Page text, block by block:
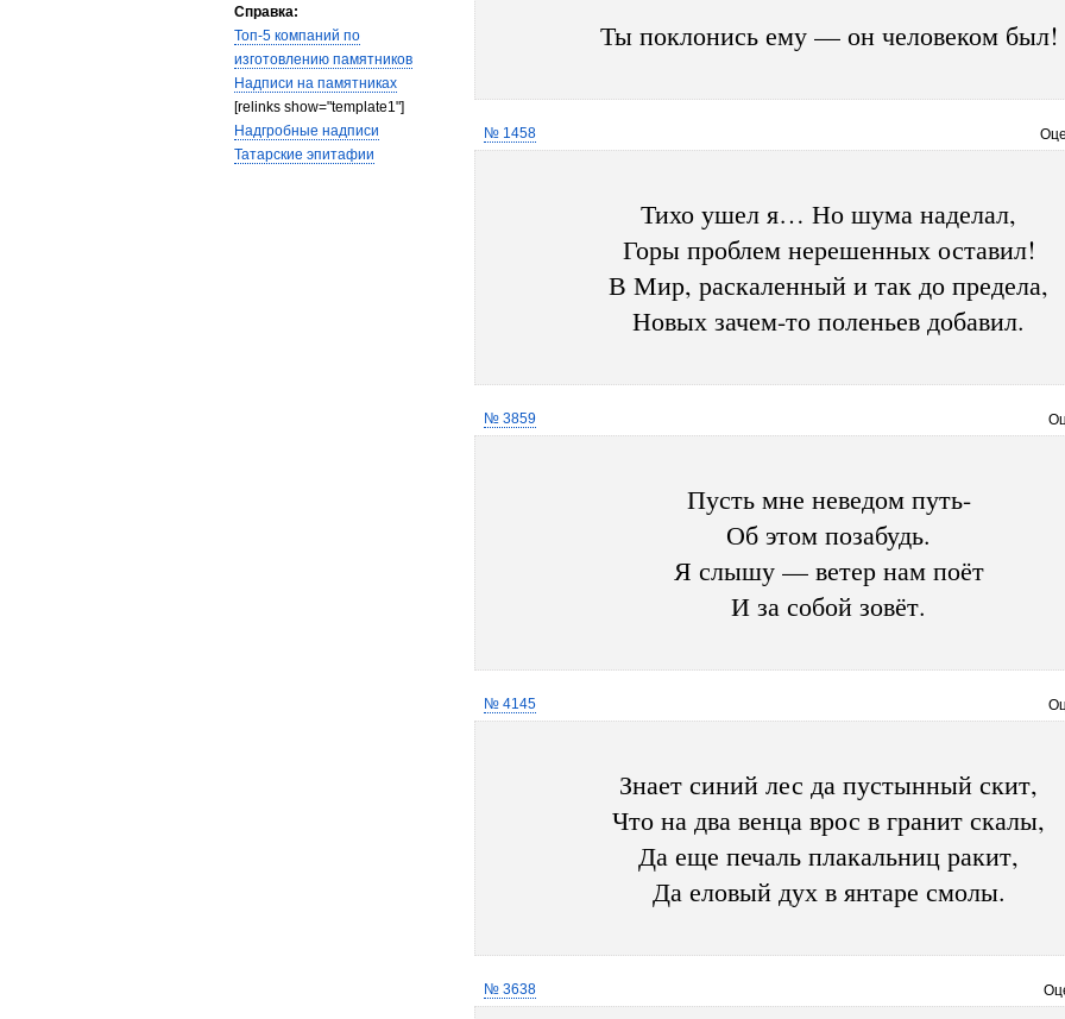
Справка:
Топ-5 компаний по
изготовлению памятников
Надписи на памятниках
[relinks show="template1"]
Надгробные надписи
Татарские эпитафии
Ты поклонись ему — он человеком был!
№ 1458
Тихо ушел я… Но шума наделал,
Горы проблем нерешенных оставил!
В Мир, раскаленный и так до предела,
Новых зачем-то поленьев добавил.
№ 3859
Пусть мне неведом путь-
Об этом позабудь.
Я слышу — ветер нам поёт
И за собой зовёт.
№ 4145
Знает синий лес да пустынный скит,
Что на два венца врос в гранит скалы,
Да еще печаль плакальниц ракит,
Да еловый дух в янтаре смолы.
№ 3638